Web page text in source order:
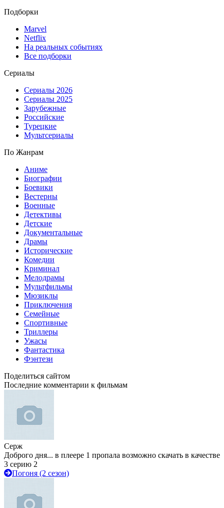
Подборки
Marvel
Netflix
На реальных событиях
Все подборки
Сериалы
Сериалы 2026
Сериалы 2025
Зарубежные
Российские
Турецкие
Мультсериалы
По Жанрам
Аниме
Биографии
Боевики
Вестерны
Военные
Детективы
Детские
Документальные
Драмы
Исторические
Комедии
Криминал
Мелодрамы
Мультфильмы
Мюзиклы
Приключения
Семейные
Спортивные
Триллеры
Ужасы
Фантастика
Фэнтези
Поделиться сайтом
Последние комментарии к фильмам
Серж
Доброго дня... в плеере 1 пропала возможно скачать в качестве
3 серию 2
Погоня (2 сезон)